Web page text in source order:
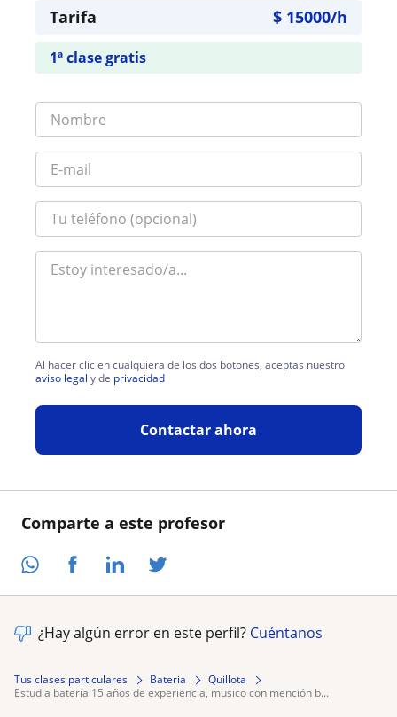
Comparte a este profesor
Tarifa $ 15000/h
1ª clase gratis
Al hacer clic en cualquiera de los dos botones, aceptas nuestro
aviso legal y de privacidad
Contactar ahora
¿Hay algún error en este perfil? Cuéntanos
Tus clases particulares Bateria
Quillota
estudia batería 15 años de experiencia, musico con mención b...